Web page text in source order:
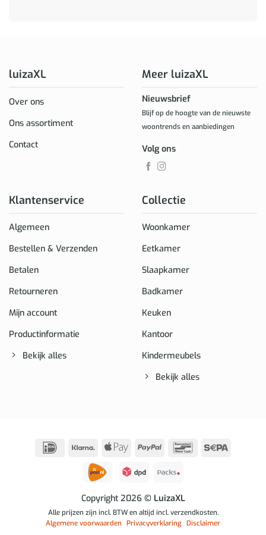
luizaXL
Over ons
Ons assortiment
Contact
Klantenservice
Algemeen
Bestellen & Verzenden
Betalen
Retourneren
Mijn account
Productinformatie
Bekijk alles
Collectie
Woonkamer
Eetkamer
Slaapkamer
Badkamer
Keuken
Kantoor
Kindermeubels
Bekijk alles
Meer luizaXL
Nieuwsbrief
Blijf op de hoogte van de nieuwste
woontrends en aanbiedingen
Volg ons
IDeal Klarna
Apple
PayPal BancontactSepa
Copyright 2026 © LuizaXL
Alle prijzen zijn incl. BTW en altijd incl. verzendkosten.
Algemene voorwaarden Privacyverklaring Disclaimer